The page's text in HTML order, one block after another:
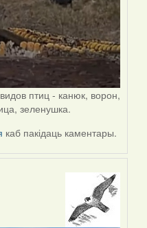
птиц - канюк, ворон,
зеленушка.
каб пакідаць каментары.